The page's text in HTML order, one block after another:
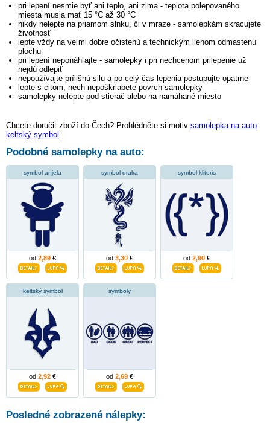
pri lepení nesmie byť ani teplo, ani zima - teplota polepovaného
miesta musia mať 15 °C až 30 °C
nikdy nelepte na priamom slnku, či v mraze - samolepkám skracujete
životnosť
lepte vždy na veľmi dobre očistenú a technickým liehom odmastenú
plochu
pri lepení neponáhľajte - samolepky i pri nechcenom prilepenie už
nejdú odlepiť
nepoužívajte prílišnú silu a po celý čas lepenia postupujte opatrne
lepte s citom, nech nepoškriabete povrch samolepky
samolepky nelepte pod stierač alebo na namáhané miesto
Chcete doručit zboží do Čech? Prohlédněte si motiv samolepka na auto
keltský symbol
Podobné samolepky na auto:
symbol anjela
od 2,89 €
symbol draka
od 3,30 €
symbol klitoris
od 2,90 €
keltský symbol
od 2,92 €
symboly
od 2,69 €
Posledné zobrazené nálepky: